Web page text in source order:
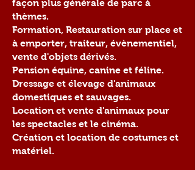
façon plus générale de parc à
thèmes.
Formation, Restauration sur place et
à emporter, traiteur, évènementiel,
vente d'objets dérivés.
Pension équine, canine et féline.
Dressage et élevage d'animaux
domestiques et sauvages.
Location et vente d'animaux pour
les spectacles et le cinéma.
Création et location de costumes et
matériel.